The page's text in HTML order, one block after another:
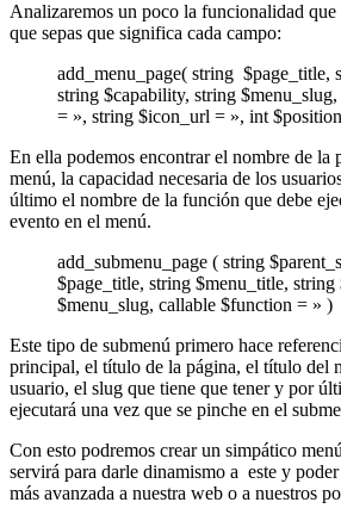
Analizaremos un poco la funcionalidad que
que sepas que significa cada campo:
add_menu_page( string $page_title,
string $capability, string
= », string $icon_url = », int
En ella podemos encontrar el nombre de la
menú, la capacidad necesaria de los
último el nombre de la función que debe
evento en el menú.
add_submenu_page ( string
$page_title, string $menu_title,
$menu_slug, callable $function = » )
Este tipo de submenú primero hace
principal, el título de la página, el título del
usuario, el slug que tiene que tener y por
ejecutará una vez que se pinche en el
Con esto podremos crear un simpático
servirá para darle dinamismo a este y
más avanzada a nuestra web o a nuestros